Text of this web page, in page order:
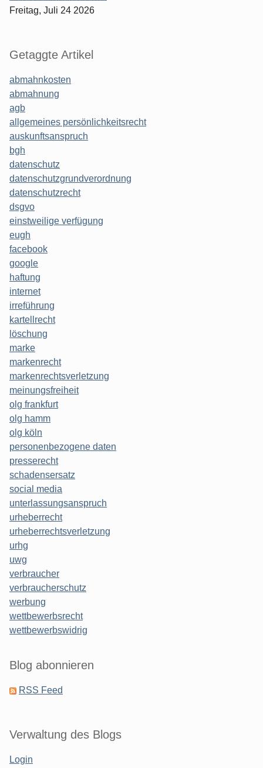
Freitag, Juli 24 2026
Getaggte Artikel
abmahnkosten
abmahnung
agb
allgemeines persönlichkeitsrecht
auskunftsanspruch
bgh
datenschutz
datenschutzgrundverordnung
datenschutzrecht
dsgvo
einstweilige verfügung
eugh
facebook
google
haftung
internet
irreführung
kartellrecht
löschung
marke
markenrecht
markenrechtsverletzung
meinungsfreiheit
olg frankfurt
olg hamm
olg köln
personenbezogene daten
presserecht
schadensersatz
social media
unterlassungsanspruch
urheberrecht
urheberrechtsverletzung
urhg
uwg
verbraucher
verbraucherschutz
werbung
wettbewerbsrecht
wettbewerbswidrig
Blog abonnieren
RSS Feed
Verwaltung des Blogs
Login